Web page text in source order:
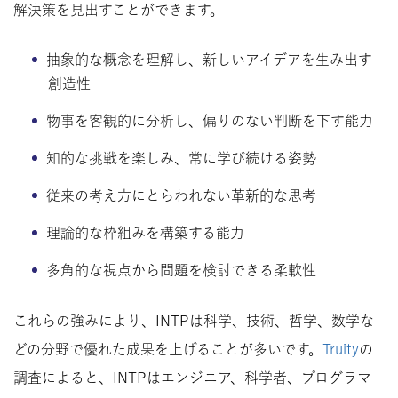
解決策を見出すことができます。
抽象的な概念を理解し、新しいアイデアを生み出す
創造性
物事を客観的に分析し、偏りのない判断を下す能力
知的な挑戦を楽しみ、常に学び続ける姿勢
従来の考え方にとらわれない革新的な思考
理論的な枠組みを構築する能力
多角的な視点から問題を検討できる柔軟性
これらの強みにより、INTPは科学、技術、哲学、数学な
どの分野で優れた成果を上げることが多いです。 Truityの
調査によると、INTPはエンジニア、科学者、プログラマ